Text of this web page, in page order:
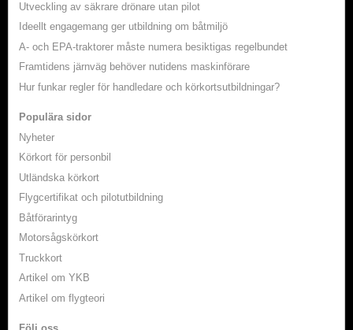
Utveckling av säkrare drönare utan pilot
Ideellt engagemang ger utbildning om båtmiljö
A- och EPA-traktorer måste numera besiktigas regelbundet
Framtidens järnväg behöver nutidens maskinförare
Hur funkar regler för handledare och körkortsutbildningar?
Populära sidor
Nyheter
Körkort för personbil
Utländska körkort
Flygcertifikat och pilotutbildning
Båtförarintyg
Motorsågskörkort
Truckkort
Artikel om YKB
Artikel om flygteori